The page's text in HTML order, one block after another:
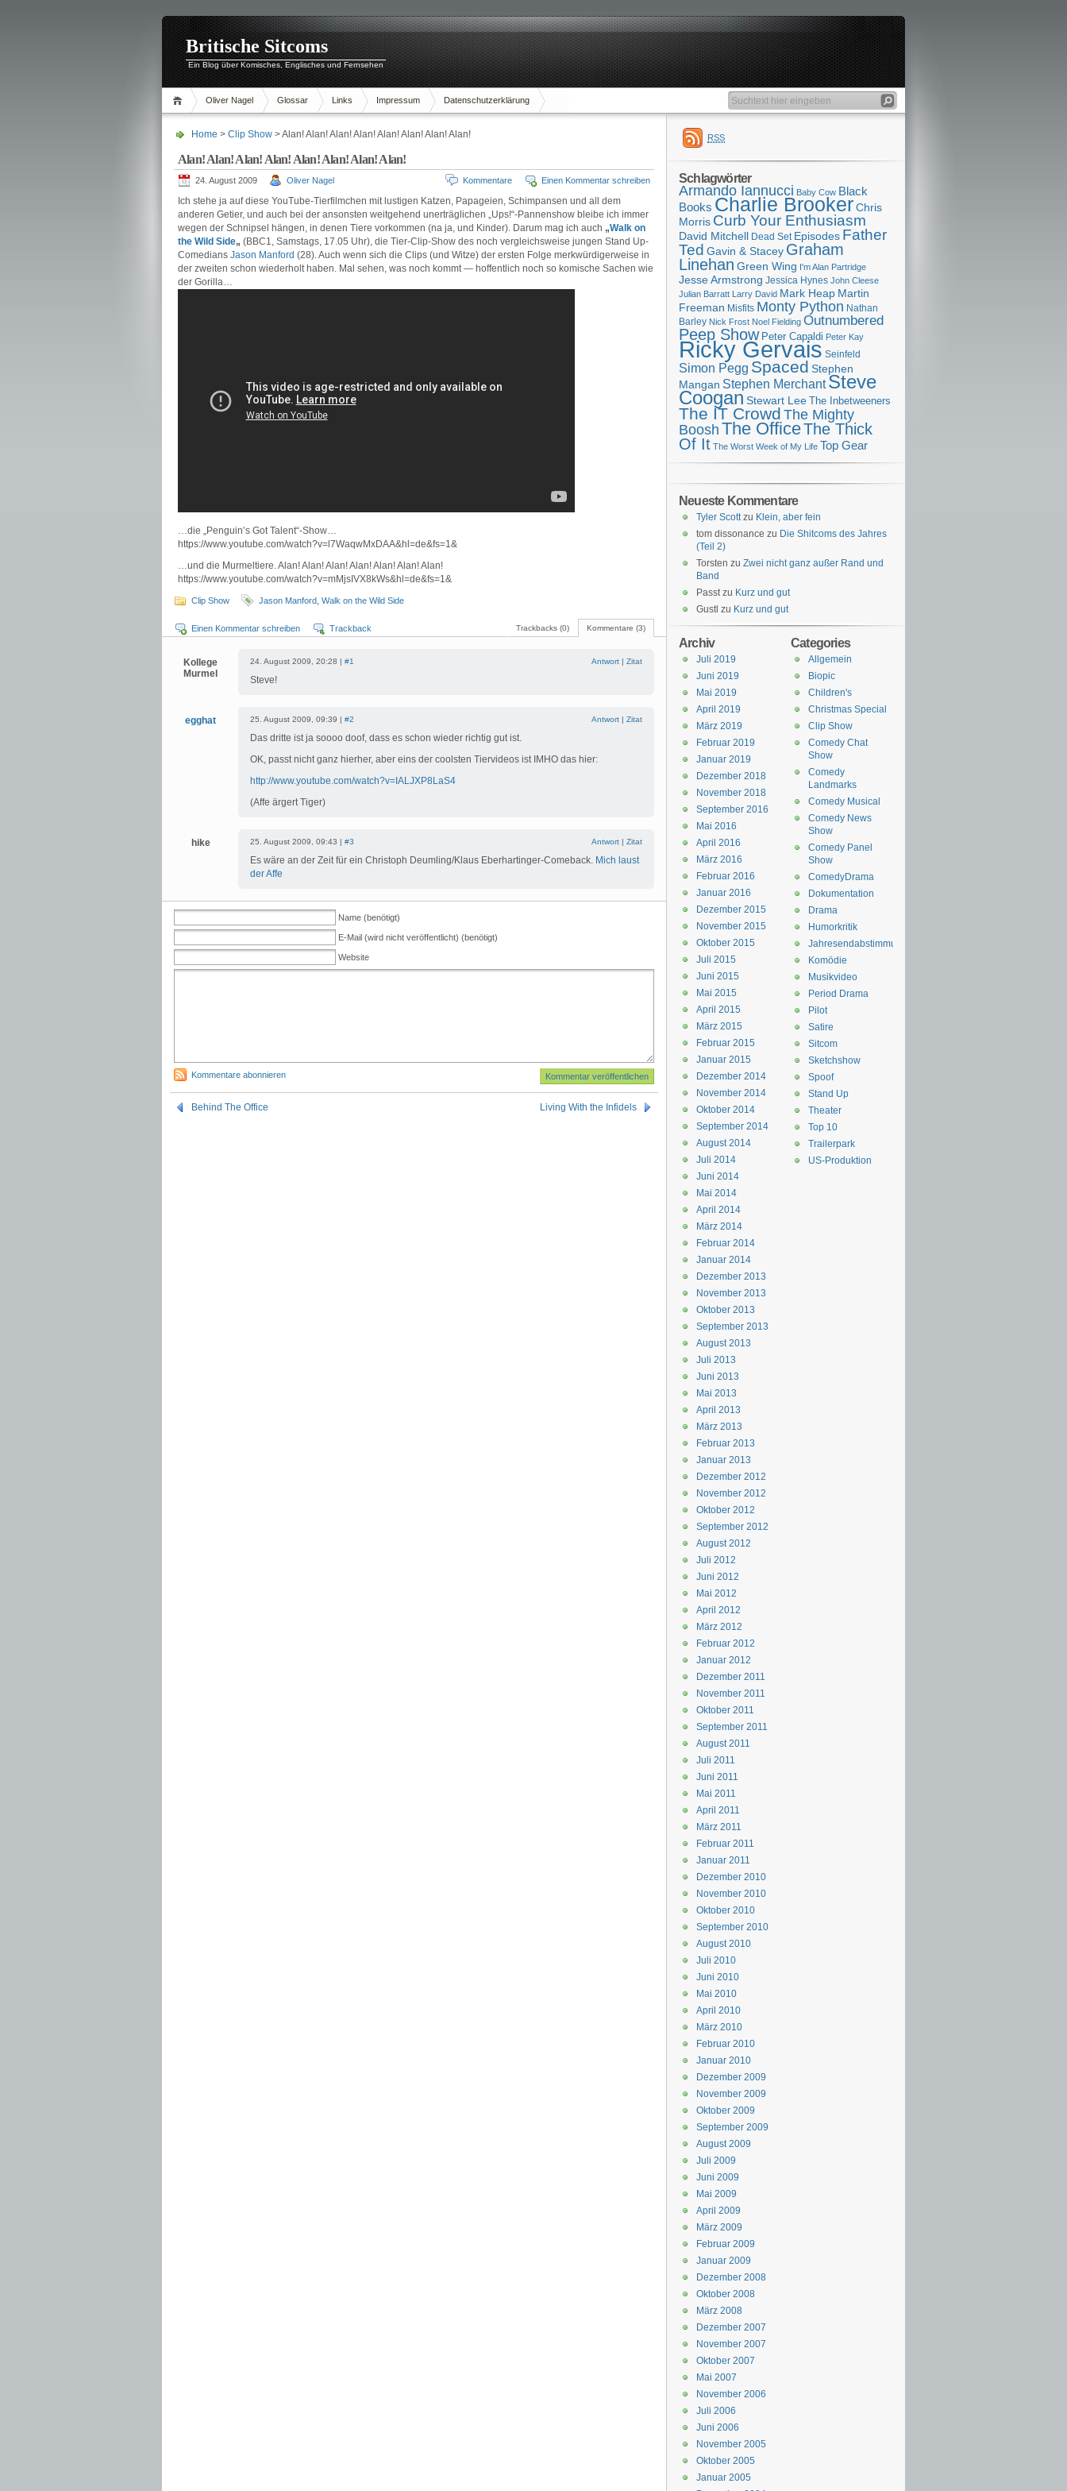
Britische Sitcoms
Ein Blog über Komisches, Englisches und Fernsehen
Oliver Nagel Glossar Links Impressum Datenschutzerklärung
Home > Clip Show > Alan! Alan! Alan! Alan! Alan! Alan! Alan! Alan!
Alan! Alan! Alan! Alan! Alan! Alan! Alan! Alan!
24. August 2009 Oliver Nagel Einen Kommentar schreiben
Kommentare
Ich stehe ja auf diese YouTube-Tierfilmchen mit lustigen Katzen, Papageien, Schimpansen und all dem
anderen Getier, und auch bei der ansonsten weitgehend unerträglichen „Ups!“-Pannenshow bleibe ich immer
wegen der Schnipsel hängen, in denen Tiere vorkommen (na ja, und Kinder). Darum mag ich auch „Walk on
the Wild Side„ (BBC1, Samstags, 17.05 Uhr), die Tier-Clip-Show des noch vergleichsweise jungen Stand Up-
Comedians Jason Manford (28). Auch wenn sich die Clips (und Witze) der ersten Folge merkwürdigerweise in
der zweiten schon wiederholt haben. Mal sehen, was noch kommt — hoffentlich noch so komische Sachen wie
der Gorilla…
…die „Penguin’s Got Talent“-Show…
https://www.youtube.com/watch?v=l7WaqwMxDAA&hl=de&fs=1&
…und die Murmeltiere. Alan! Alan! Alan! Alan! Alan! Alan! Alan!
https://www.youtube.com/watch?v=mMjsIVX8kWs&hl=de&fs=1&
Clip Show Jason Manford Walk on the Wild Side
Kommentare (3)
Trackbacks (0)
Einen Kommentar schreiben Trackback
Kollege
Murmel
24. August 2009, 20:28 | #1 Antwort | Zitat
Steve!
egghat 25. August 2009, 09:39 | #2 Antwort | Zitat
Das dritte ist ja soooo doof, dass es schon wieder richtig gut ist.
OK, passt nicht ganz hierher, aber eins der coolsten Tiervideos ist IMHO das hier:
http://www.youtube.com/watch?v=IALJXP8LaS4
(Affe ärgert Tiger)
hike 25. August 2009, 09:43 | #3 Antwort | Zitat
Es wäre an der Zeit für ein Christoph Deumling/Klaus Eberhartinger-Comeback. Mich laust
der Affe
Name (benötigt)
E-Mail (wird nicht veröffentlicht) (benötigt)
Website
Kommentare abonnieren
Behind The Office Living With the Infidels
RSS
Schlagwörter
Armando Iannucci Baby Cow Black
Books Charlie BrookerChris
Morris Curb Your Enthusiasm
David Mitchell Dead Set Episodes Father
Ted Gavin & Stacey Graham
Linehan Green Wing I'm Alan Partridge
Jesse Armstrong Jessica Hynes John Cleese
Julian Barratt Larry David Mark Heap Martin
Freeman Misfits Monty Python Nathan
Barley Nick Frost Noel Fielding Outnumbered
Peep Show Peter Capaldi Peter Kay
Ricky Gervais Seinfeld
Simon Pegg Spaced Stephen
Mangan Stephen Merchant Steve
CooganStewart Lee The Inbetweeners
The IT Crowd The Mighty
Boosh The OfficeThe Thick
Of It The Worst Week of My Life Top Gear
Neueste Kommentare
Tyler Scottzu Klein, aber fein
tom dissonance zu Die Shitcoms des Jahres
(Teil 2)
Torsten zu Zwei nicht ganz außer Rand und
Band
Passtzu Kurz und gut
Gustl zu Kurz und gut
Categories
Allgemein
Biopic
Children's
Christmas Special
Clip Show
Comedy Chat
Show
Comedy
Landmarks
Comedy Musical
Comedy News
Show
Comedy Panel
Show
ComedyDrama
Dokumentation
Drama
Humorkritik
Jahresendabstimmung
Komödie
Musikvideo
Period Drama
Pilot
Satire
Sitcom
Sketchshow
Spoof
Stand Up
Theater
Top 10
Trailerpark
US-Produktion
Archiv
Juli 2019
Juni 2019
Mai 2019
April 2019
März 2019
Februar 2019
Januar 2019
Dezember 2018
November 2018
September 2016
Mai 2016
April 2016
März 2016
Februar 2016
Januar 2016
Dezember 2015
November 2015
Oktober 2015
Juli 2015
Juni 2015
Mai 2015
April 2015
März 2015
Februar 2015
Januar 2015
Dezember 2014
November 2014
Oktober 2014
September 2014
August 2014
Juli 2014
Juni 2014
Mai 2014
April 2014
März 2014
Februar 2014
Januar 2014
Dezember 2013
November 2013
Oktober 2013
September 2013
August 2013
Juli 2013
Juni 2013
Mai 2013
April 2013
März 2013
Februar 2013
Januar 2013
Dezember 2012
November 2012
Oktober 2012
September 2012
August 2012
Juli 2012
Juni 2012
Mai 2012
April 2012
März 2012
Februar 2012
Januar 2012
Dezember 2011
November 2011
Oktober 2011
September 2011
August 2011
Juli 2011
Juni 2011
Mai 2011
April 2011
März 2011
Februar 2011
Januar 2011
Dezember 2010
November 2010
Oktober 2010
September 2010
August 2010
Juli 2010
Juni 2010
Mai 2010
April 2010
März 2010
Februar 2010
Januar 2010
Dezember 2009
November 2009
Oktober 2009
September 2009
August 2009
Juli 2009
Juni 2009
Mai 2009
April 2009
März 2009
Februar 2009
Januar 2009
Dezember 2008
Oktober 2008
März 2008
Dezember 2007
November 2007
Oktober 2007
Mai 2007
November 2006
Juli 2006
Juni 2006
November 2005
Oktober 2005
Januar 2005